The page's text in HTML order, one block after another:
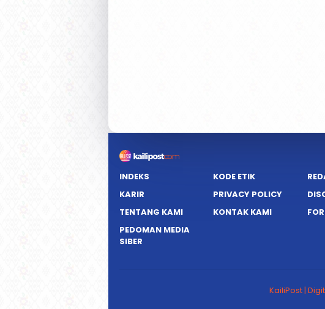
INDEKS KODE ETIK
KARIR
PRIVACY POLICY
TENTANG KAMI
KONTAK KAMI
PEDOMAN MEDIA
SIBER
KailiPost |